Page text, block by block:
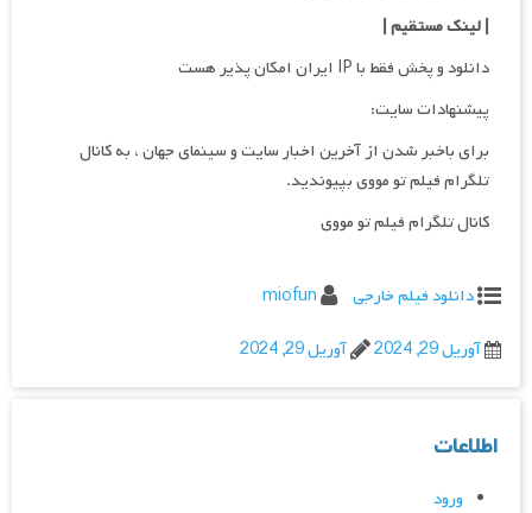
| لینک مستقیم|
دانلود و پخش فقط با IP ایران امکان پذیر هست
پیشنهادات سایت:
برای باخبر شدن از آخرین اخبار سایت و سینمای جهان ، به کانال
تلگرام فیلم تو مووی بپیوندید.
کانال تلگرام فیلم تو مووی
دانلود فیلم خارجی
miofun
آوریل 29, 2024
آوریل 29, 2024
اطلاعات
ورود